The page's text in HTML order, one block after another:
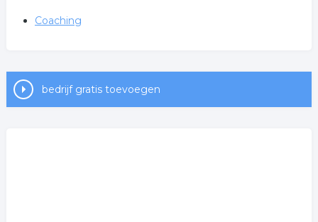
Coaching
bedrijf gratis toevoegen